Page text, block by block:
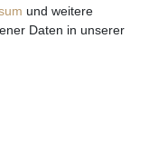
und ggf.
beschrieben
und weitere
Daten in unserer